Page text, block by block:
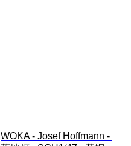
WOKA - Josef Hoffmann -